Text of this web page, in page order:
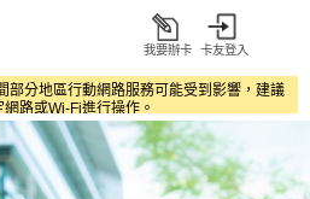
我要辦卡 卡友登入
部分地區行動網路服務可能受到影響，建議
路或Wi‑Fi進行操作。